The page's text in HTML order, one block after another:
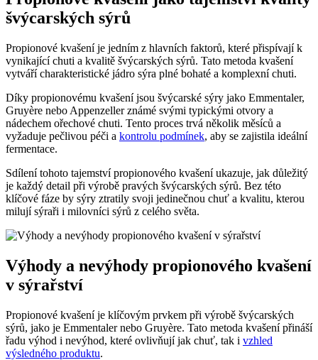
švýcarských sýrů
Propionové kvašení je jedním z hlavních faktorů, které přispívají k
vynikající chuti a kvalitě švýcarských sýrů. Tato metoda kvašení
vytváří charakteristické jádro sýra plné bohaté a komplexní chuti.
Díky propionovému kvašení jsou švýcarské sýry jako Emmentaler,
Gruyère nebo Appenzeller známé svými typickými otvory a
nádechem ořechové chuti. Tento proces trvá několik měsíců a
vyžaduje pečlivou péči a kontrolu podmínek, aby se zajistila ideální
fermentace.
Sdílení tohoto tajemství propionového kvašení ukazuje, jak důležitý
je každý detail při výrobě pravých švýcarských sýrů. Bez této
klíčové fáze by sýry ztratily svoji jedinečnou chuť a kvalitu, kterou
milují sýraři i milovníci sýrů z celého světa.
Výhody a nevýhody propionového kvašení
v sýrařství
Propionové kvašení je klíčovým prvkem při výrobě švýcarských
sýrů, jako je Emmentaler nebo Gruyère. Tato metoda kvašení přináší
řadu výhod i nevýhod, které ovlivňují jak chuť, tak i vzhled
výsledného produktu.